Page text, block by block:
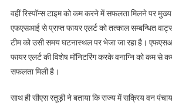
वहीं रिस्पॉन्स टाइम को कम करने में सफलता मिलने पर
एफएसआई से प्राप्त फायर एलर्ट को तत्काल सम्बन्धित
टीम को उसी समय घटनास्थल पर भेजा जा रहा है।
फायर एलर्ट की विशेष मॉनिटरिंग करके वनाग्नि को कम से
सफलता मिली है।
साथ ही सीएस रतूड़ी ने बताया कि राज्य में सक्रिय वन